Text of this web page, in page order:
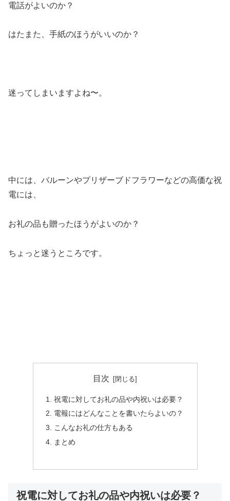
電話がよいのか？
はたまた、手紙のほうがいいのか？
迷ってしまいますよね〜。
中には、バルーンやプリザーブドフラワーなどの高価な祝
電には、
お礼の品も贈ったほうがよいのか？
ちょっと迷うところです。
目次
祝電に対してお礼の品や内祝いは必要？
電報にはどんなことを書いたらよいの？
こんなお礼の仕方もある
まとめ
祝電に対してお礼の品や内祝いは必要？